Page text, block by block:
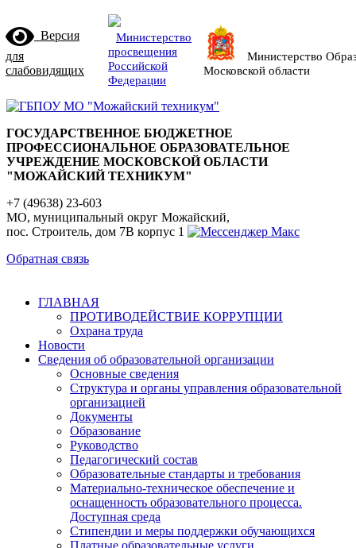
Версия
для
слабовидящих
Министерство
просвещения
Российской
Федерации
Министерство
Московской области
ГОСУДАРСТВЕННОЕ БЮДЖЕТНОЕ
ПРОФЕССИОНАЛЬНОЕ ОБРАЗОВАТЕЛЬНОЕ
УЧРЕЖДЕНИЕ МОСКОВСКОЙ ОБЛАСТИ
"МОЖАЙСКИЙ ТЕХНИКУМ"
+7 (49638) 23-603
МО, муниципальный округ Можайский,
пос. Строитель, дом 7В корпус 1
Обратная связь
ГЛАВНАЯ
ПРОТИВОДЕЙСТВИЕ КОРРУПЦИИ
Охрана труда
Новости
Сведения об образовательной организации
Основные сведения
Структура и органы управления образовательной
организацией
Документы
Образование
Руководство
Педагогический состав
Образовательные стандарты и требования
Материально-техническое обеспечение и
оснащенность образовательного процесса.
Доступная среда
Стипендии и меры поддержки обучающихся
Платные образовательные услуги